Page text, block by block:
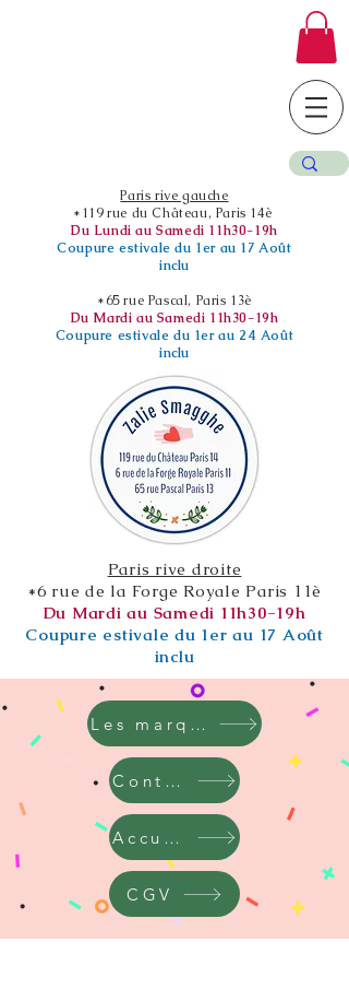
Paris rive gauche
*119 rue du Château, Paris 14è
Du Lundi au Samedi 11h30-19h
Coupure estivale du 1er au 17 Août
inclu
*65 rue Pascal, Paris 13è
Du Mardi au Samedi 11h30-19h
Coupure estivale du 1er au 24 Août
inclu
Paris rive droite
*6 rue de la Forge Royale Paris 11è
Du Mardi au Samedi 11h30-19h
Coupure estivale du 1er au 17 Août
inclu
Les marques
Contact
Accueil
CGV